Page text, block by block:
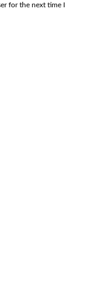
for the next time I